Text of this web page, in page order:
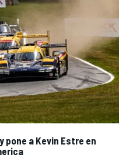
pone a Kevin Estre en